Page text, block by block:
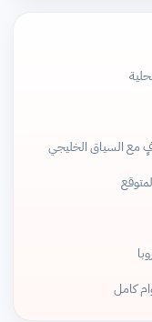
مع السياق الخليجي
كامل